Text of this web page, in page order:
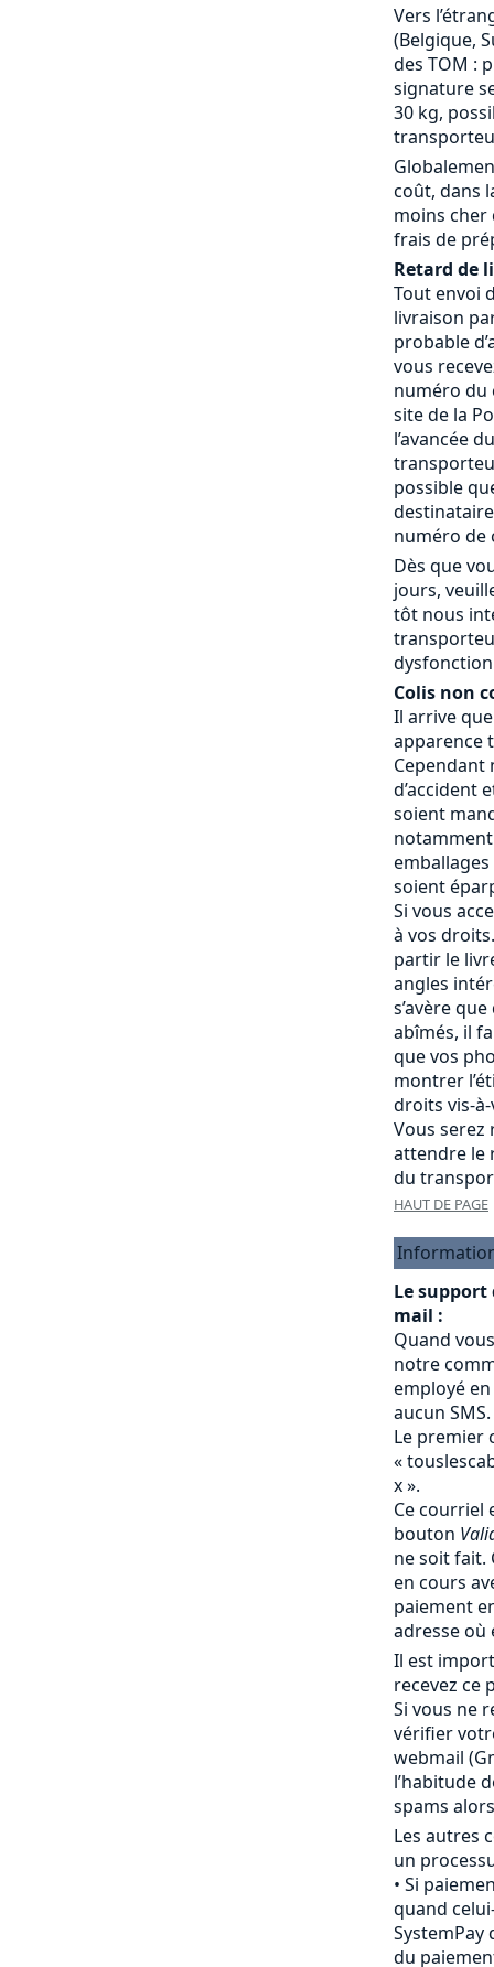
Vers
(Belgique,
des TOM :
signature
30 kg,
coût, dans
moins cher
frais de
Retard de
Tout envoi
livraison
probable
vous
numéro du
site de la
l’avancée
possible
numéro de
Dès que
jours,
tôt nous
Colis non
Il arrive
apparence
Cependant
d’accident
soient
emballages
soient
Si vous
à vos
partir le
angles
s’avère
abîmés, il
que vos
montrer
droits vis-
Vous serez
attendre le
du
HAUT DE PAGE
Le
mail :
Quand
notre
employé en
aucun SMS.
Le premier
«
x ».
Ce courriel
bouton
ne soit fait.
en cours
paiement
adresse où
Il est
recevez ce
Si vous ne
vérifier
webmail
l’habitude
spams
Les autres
un
Si
quand
SystemPay
du